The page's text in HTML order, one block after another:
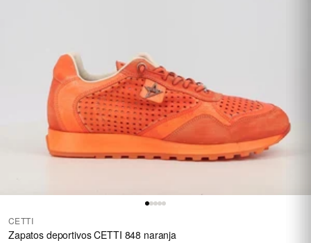
CETTI
Zapatos deportivos CETTI 848 naranja